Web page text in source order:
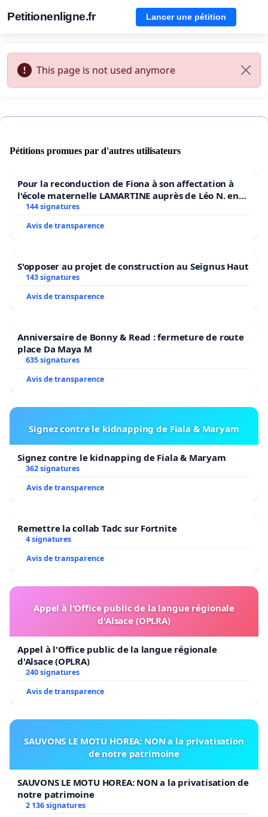
Petitionenligne.fr Lancer une pétition
This page is not used anymore
Pétitions promues par d'autres utilisateurs
Pour la reconduction de Fiona à son affectation à
l'école maternelle LAMARTINE auprès de Léo N. en
2026/2027
144 signatures
Avis de transparence
S'opposer au projet de construction au Seignus Haut
143 signatures
Avis de transparence
Anniversaire de Bonny & Read : fermeture de route
place Da Maya M
635 signatures
Avis de transparence
Signez contre le kidnapping de Fiala & Maryam
Signez contre le kidnapping de Fiala & Maryam
362 signatures
Avis de transparence
Remettre la collab Tadc sur Fortnite
4 signatures
Avis de transparence
Appel à l'Office public de la langue régionale
d'Alsace (OPLRA)
Appel à l'Office public de la langue régionale
d'Alsace (OPLRA)
240 signatures
Avis de transparence
SAUVONS LE MOTU HOREA: NON a la privatisation
de notre patrimoine
SAUVONS LE MOTU HOREA: NON a la privatisation de
notre patrimoine
2 136 signatures